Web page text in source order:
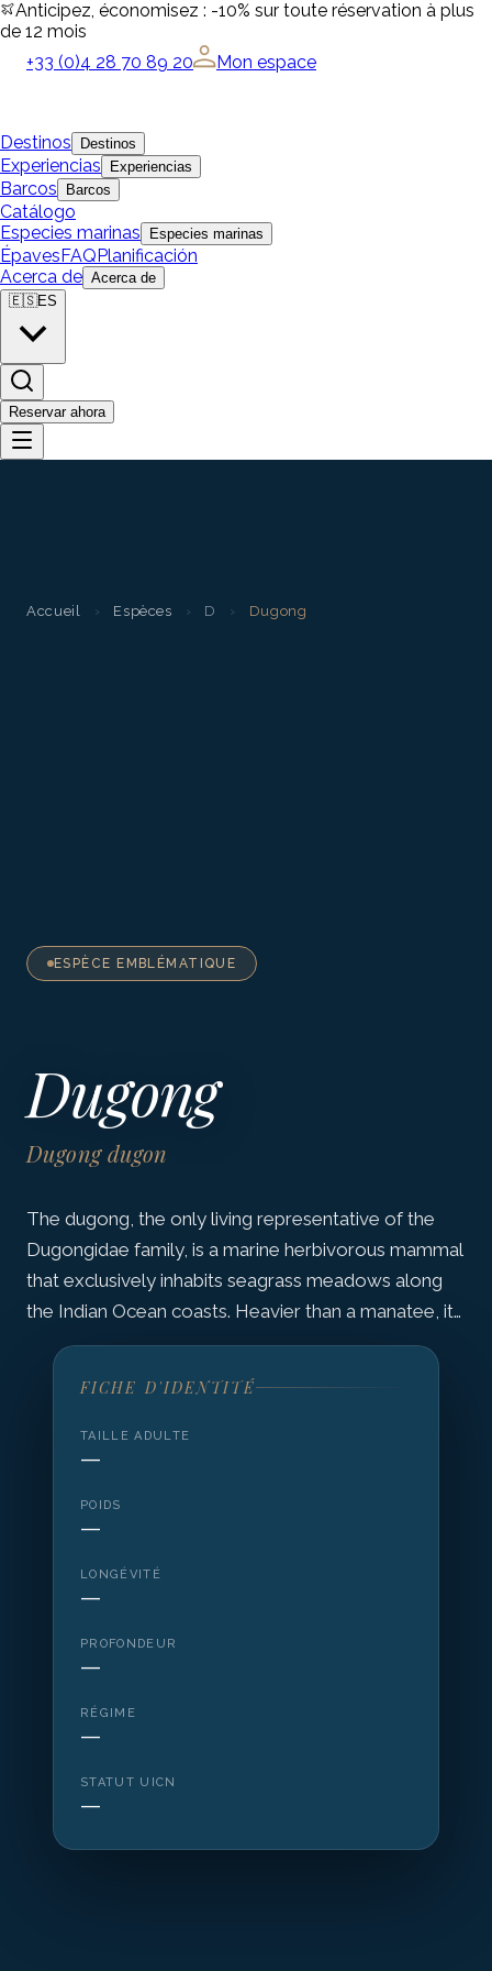
Anticipez, économisez : -10% sur toute réservation à plus
de 12 mois
+33 (0)4 28 70 89 20
Mon espace
Destinos Destinos
Experiencias Experiencias
Barcos Barcos
Catálogo
Especies marinas
Especies marinas
ÉpavesFAQPlanificación
Acerca de Acerca de
🇪🇸ES
Reservar ahora
Accueil › Espèces › D › Dugong
ESPÈCE EMBLÉMATIQUE
Dugong
Dugong dugon
The dugong, the only living representative of the
Dugongidae family, is a marine herbivorous mammal
that exclusively inhabits seagrass meadows along
the Indian Ocean coasts. Heavier than a manatee, it…
FICHE D'IDENTITÉ
TAILLE ADULTE
—
POIDS
—
LONGÉVITÉ
—
PROFONDEUR
—
RÉGIME
—
STATUT UICN
—